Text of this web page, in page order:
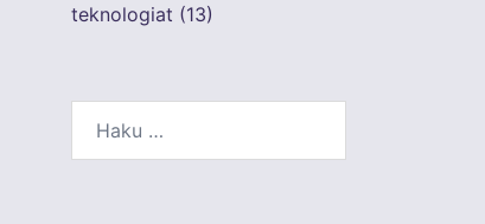
teknologiat (13)